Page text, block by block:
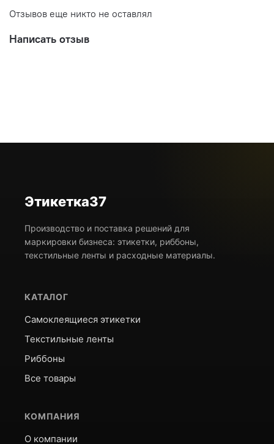
обеспечивая надежную фиксацию.
Отзывов еще никто не оставлял
Написать отзыв
Этикетка37
Производство и поставка решений для
маркировки бизнеса: этикетки, риббоны,
текстильные ленты и расходные материалы.
КАТАЛОГ
Самоклеящиеся этикетки
Текстильные ленты
Риббоны
Все товары
КОМПАНИЯ
О компании